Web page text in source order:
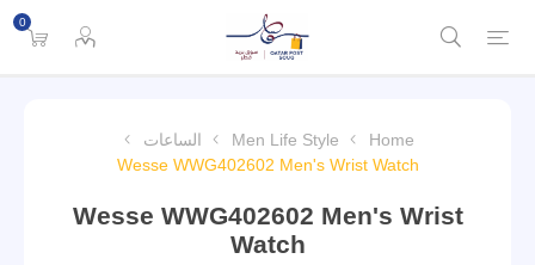
0
Home
Men Life Style
الساعات
Wesse WWG402602 Men's Wrist Watch
Wesse WWG402602 Men's Wrist
Watch